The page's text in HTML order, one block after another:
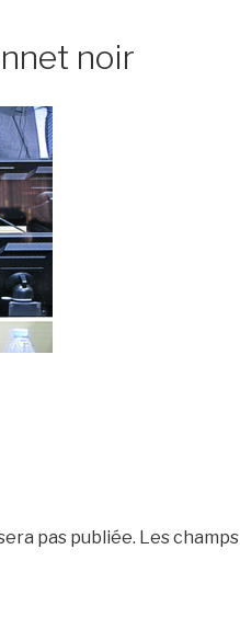
noir
pas publiée. Les champs